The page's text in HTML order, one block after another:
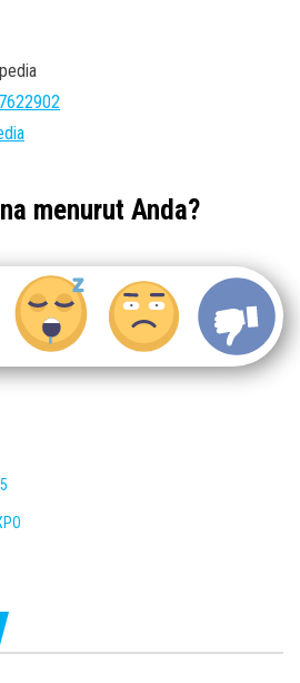
menurut Anda?